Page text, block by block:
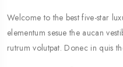
Welcome to the best five-star
elementum sesue the aucan
rutrum volutpat. Donec in quis